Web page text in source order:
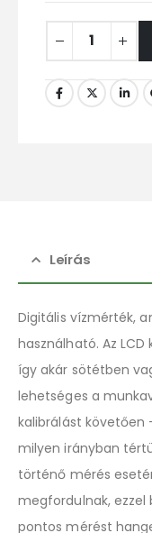
Leírás
Digitális vízmérték,
használható. Az
így akár sötétben
lehetséges a
kalibrálást követően
milyen irányban
történő mérés
megfordulnak,
pontos mérést